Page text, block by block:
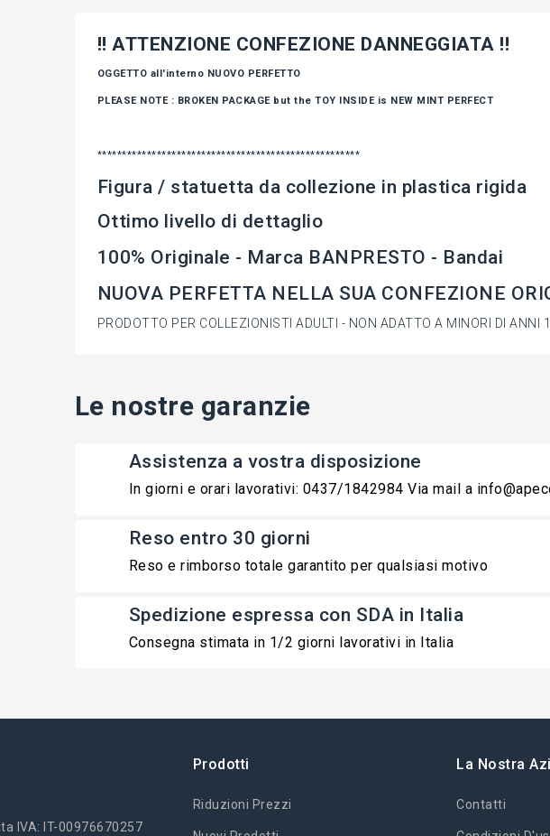
!! ATTENZIONE CONFEZIONE DANNEGGIATA !!
OGGETTO all'interno NUOVO PERFETTO
PLEASE NOTE : BROKEN PACKAGE but the TOY INSIDE is NEW MINT PERFECT
*****************************************************
Figura / statuetta da collezione in plastica rigida
Ottimo livello di dettaglio
100% Originale - Marca BANPRESTO - Bandai
NUOVA PERFETTA NELLA SUA CONFEZIONE
PRODOTTO PER COLLEZIONISTI ADULTI - NON ADATTO A MINORI DI ANNI
Le nostre garanzie
Assistenza a vostra disposizione
In giorni e orari lavorativi: 0437/1842984 Via mail a
Reso entro 30 giorni
Reso e rimborso totale garantito per qualsiasi motivo
Spedizione espressa con SDA in Italia
Consegna stimata in 1/2 giorni lavorativi in Italia
IVA: IT-00976670257
Prodotti
Riduzioni Prezzi
La Nostra
Contatti